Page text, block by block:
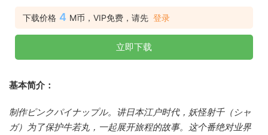
下载价格 4 M币，VIP免费，请先 登录
立即下载
基本简介：
制作ピンクパイナップル。讲日本江户时代，妖怪射千（シャ
ガ）为了保护牛若丸，一起展开旅程的故事。这个番绝对业界